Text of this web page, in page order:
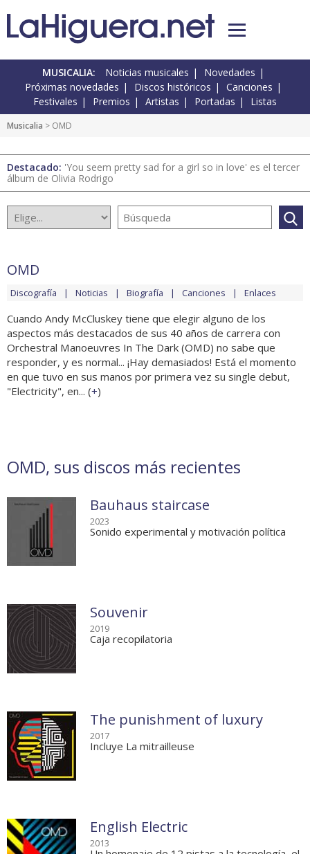
MUSICALIA: Noticias musicales
Novedades
Próximas novedades
Discos históricos
Canciones
Festivales
Premios Artistas Portadas Listas
Musicalia > OMD
Destacado: 'You seem pretty sad for a girl so in love' es el tercer
álbum de Olivia Rodrigo
OMD
Discografía Noticias Biografía Canciones Enlaces
Cuando Andy McCluskey tiene que elegir alguno de los
aspectos más destacados de sus 40 años de carrera con
Orchestral Manoeuvres In The Dark (OMD) no sabe que
responder, y es normal... ¡Hay demasiados! Está el momento
en que tuvo en sus manos por primera vez su single debut,
"Electricity", en... (+)
OMD, sus discos más recientes
Bauhaus staircase
2023
Sonido experimental y motivación política
Souvenir
2019
Caja recopilatoria
The punishment of luxury
2017
Incluye La mitrailleuse
English Electric
2013